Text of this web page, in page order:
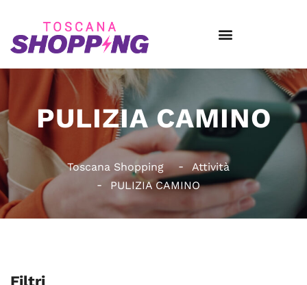
PULIZIA CAMINO
Toscana Shopping
Attività
PULIZIA CAMINO
Filtri